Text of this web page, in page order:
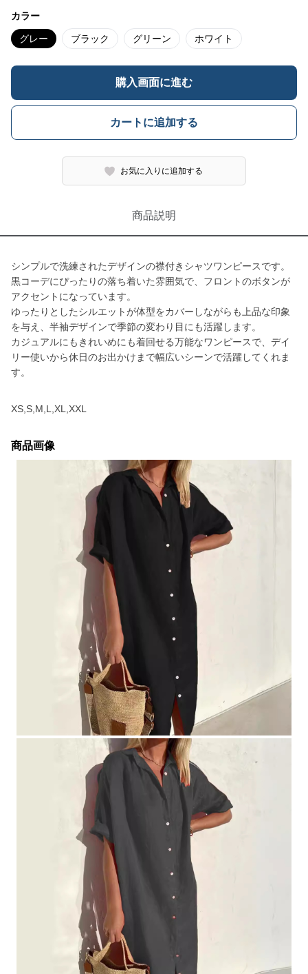
カラー
グレー ブラック グリーン ホワイト
購入画面に進む
カートに追加する
お気に入りに追加する
商品説明
シンプルで洗練されたデザインの襟付きシャツワンピースです。
黒コーデにぴったりの落ち着いた雰囲気で、フロントのボタンが
アクセントになっています。
ゆったりとしたシルエットが体型をカバーしながらも上品な印象
を与え、半袖デザインで季節の変わり目にも活躍します。
カジュアルにもきれいめにも着回せる万能なワンピースで、デイ
リー使いから休日のお出かけまで幅広いシーンで活躍してくれま
す。
XS,S,M,L,XL,XXL
商品画像